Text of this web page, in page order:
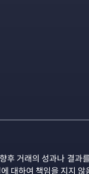
거래의 성과나 결
대하여 책임을 지지